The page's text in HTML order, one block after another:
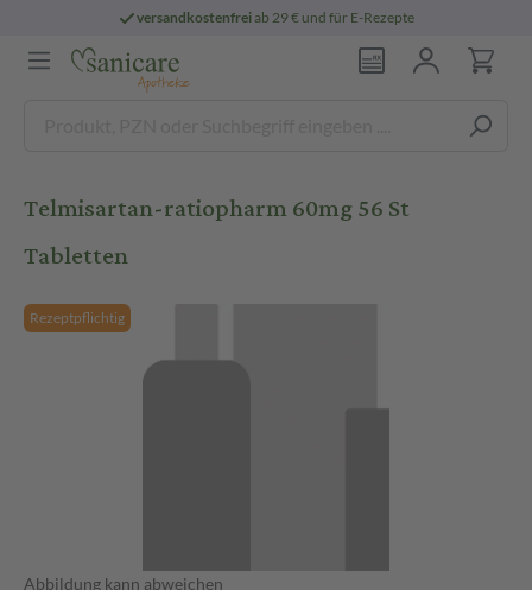
versandkostenfreiab 29 € und für E-Rezepte
Telmisartan-ratiopharm 60mg 56 St
Tabletten
Rezeptpflichtig
Abbildung kann abweichen